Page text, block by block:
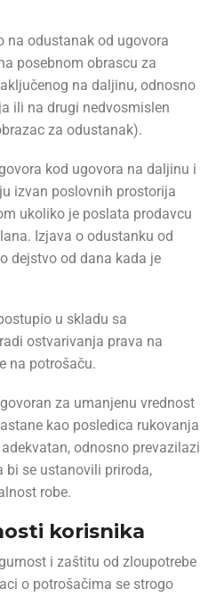
na odustanak od ugovora
posebnom obrascu za
na daljinu, odnosno
ili na drugi nedvosmislen
za odustanak).
kod ugovora na daljinu i
izvan poslovnih prostorija
ukoliko je poslata prodavcu
Izjava o odustanku od
dejstvo od dana kada je
u skladu sa
ostvarivanja prava na
na potrošaču.
za umanjenu vrednost
kao posledica rukovanja
odnosno prevazilazi
bi se ustanovili priroda,
robe.
korisnika
i zaštitu od zloupotrebe
o potrošačima se strogo